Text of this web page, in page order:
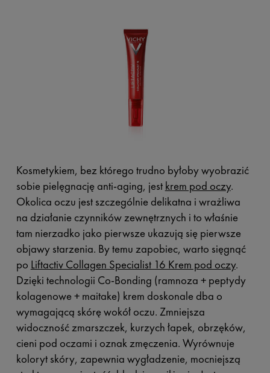
Kosmetykiem, bez którego trudno byłoby wyobrazić
sobie pielęgnację anti-aging, jest krem pod oczy.
Okolica oczu jest szczególnie delikatna i wrażliwa
na działanie czynników zewnętrznych i to właśnie
tam nierzadko jako pierwsze ukazują się pierwsze
objawy starzenia. By temu zapobiec, warto sięgnąć
po Liftactiv Collagen Specialist 16 Krem pod oczy.
Dzięki technologii Co-Bonding (ramnoza + peptydy
kolagenowe + maitake) krem doskonale dba o
wymagającą skórę wokół oczu. Zmniejsza
widoczność zmarszczek, kurzych łapek, obrzęków,
cieni pod oczami i oznak zmęczenia. Wyrównuje
koloryt skóry, zapewnia wygładzenie, mocniejszą